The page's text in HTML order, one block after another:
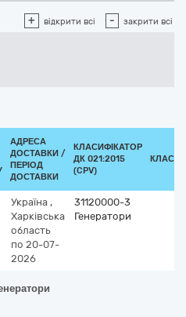
+ відкрити всі - закрити всі
АДРЕСА
ДОСТАВКИ /
ПЕРІОД
ДОСТАВКИ
КЛАСИФІКАТОР
ДК 021:2015
(CPV)
Україна ,
Харківська
область
по 20-07-
2026
31120000-3
Генератори